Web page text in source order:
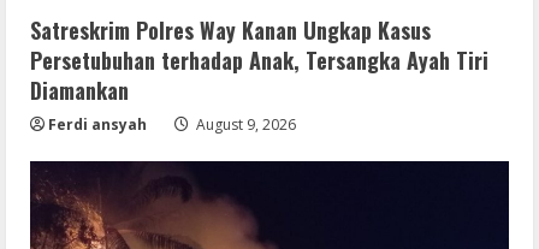
Satreskrim Polres Way Kanan Ungkap Kasus
Persetubuhan terhadap Anak, Tersangka Ayah Tiri
Diamankan
Ferdi ansyah August 9, 2026